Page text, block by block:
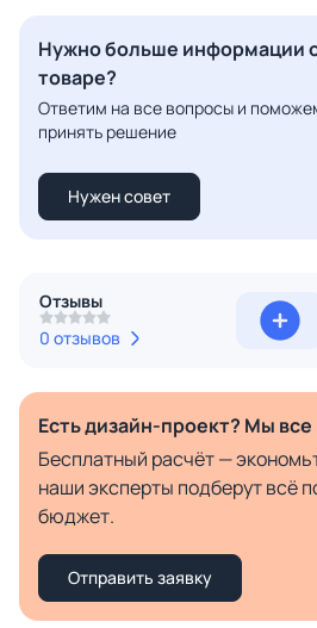
Нужно больше информации
товаре?
Ответим на все вопросы и
принять решение
Нужен совет
Отзывы
0 отзывов
Есть дизайн-проект? Мы
Бесплатный расчёт —
наши эксперты подберут всё
бюджет.
Отправить заявку